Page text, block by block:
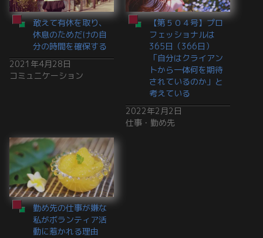
敢えて有休を取り、
休息のためだけの自
分の時間を確保する
2021年4月28日
コミュニケーション
【第５０４号】プロ
フェッショナルは
365日（366日）
「自分はクライアン
トから一体何を期待
されているのか」と
考えている
2022年2月2日
仕事・勤め先
勤め先の仕事が嫌な
私がボランティア活
動に惹かれる理由